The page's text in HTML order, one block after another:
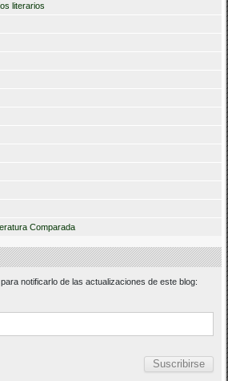
literarios
Comparada
notificarlo de las actualizaciones de este blog: